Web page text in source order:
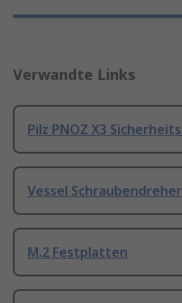
Verwandte Links
Pilz PNOZ X3
Vessel Schraubendreher
M.2 Festplatten